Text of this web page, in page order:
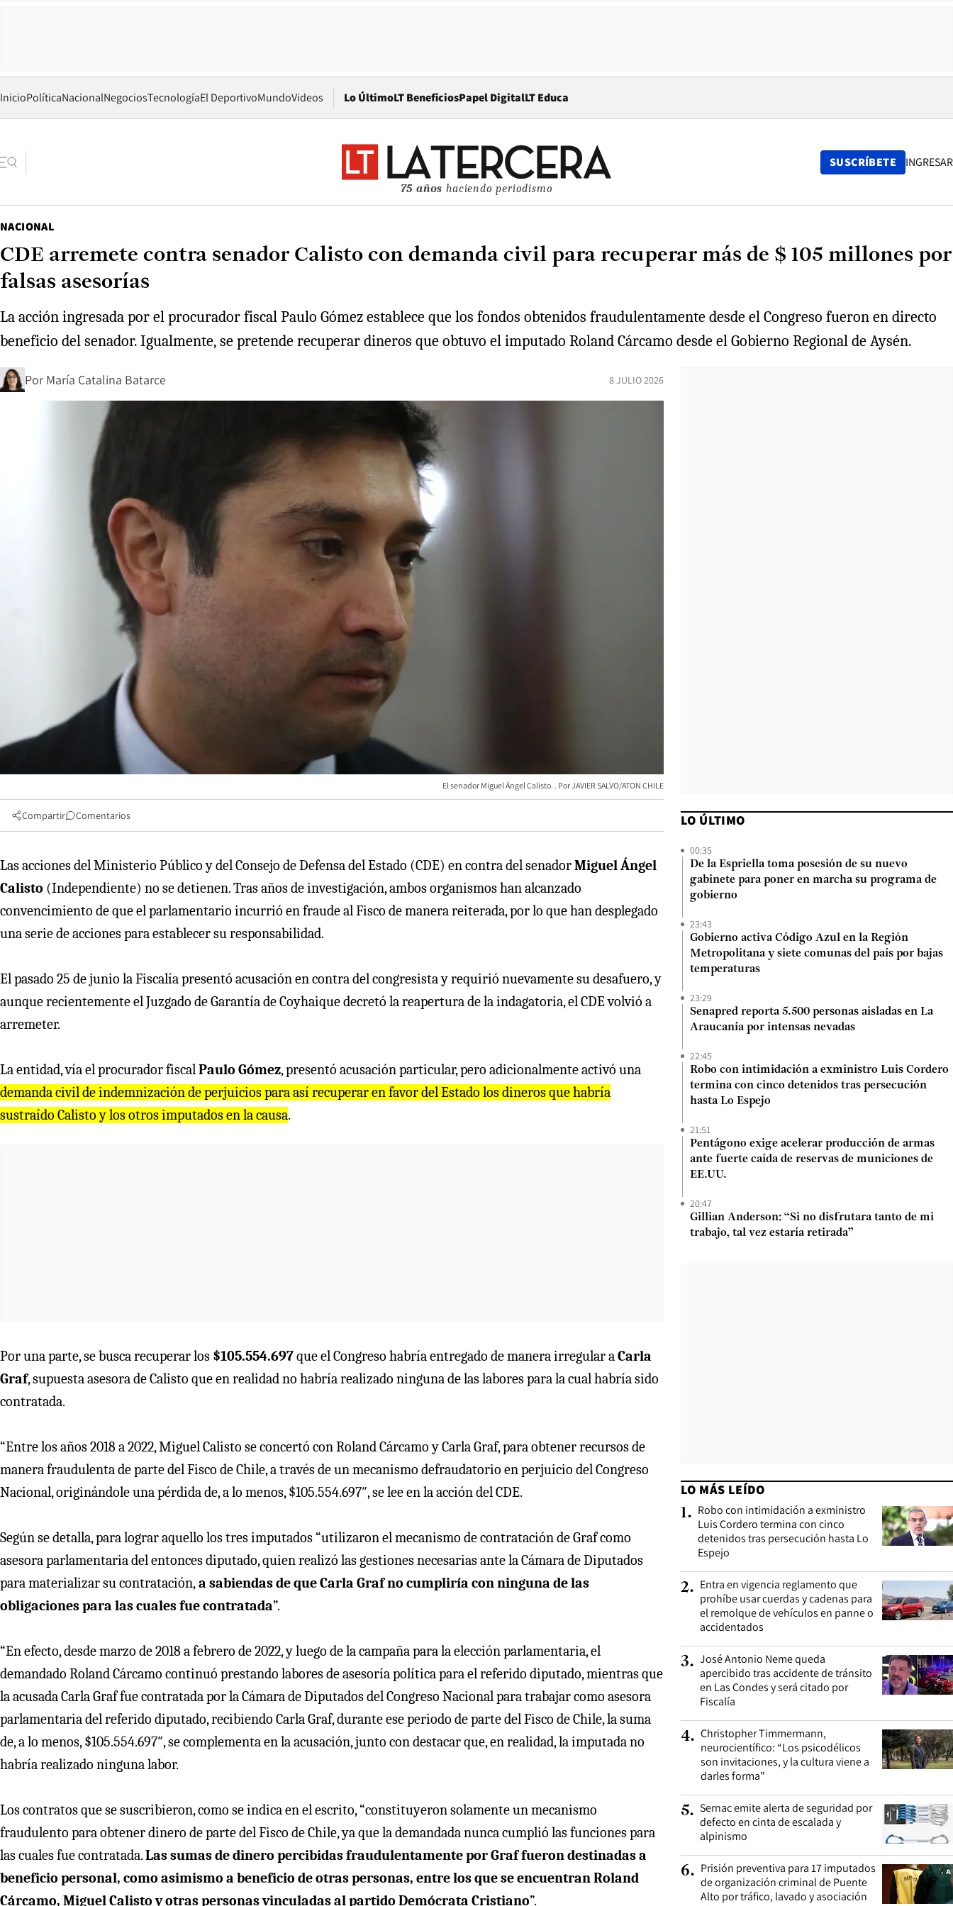
InicioPolíticaNacionalNegociosTecnologíaEl DeportivoMundoVideos Lo ÚltimoLT BeneficiosPapel DigitalOpens in new window
LT Educa
75 años haciendo periodismo
SUSCRÍBETE INGRESAR
NACIONAL
CDE arremete contra senador Calisto con demanda civil para recuperar más de $ 105 millones por
falsas asesorías
La acción ingresada por el procurador fiscal Paulo Gómez establece que los fondos obtenidos fraudulentamente desde el Congreso fueron en directo
beneficio del senador. Igualmente, se pretende recuperar dineros que obtuvo el imputado Roland Cárcamo desde el Gobierno Regional de Aysén.
Por María Catalina Batarce 8 JULIO 2026
El senador Miguel Ángel Calisto. JAVIER SALVO/ATON CHILE
Compartir Comentarios
Las acciones del Ministerio Público y del Consejo de Defensa del Estado (CDE) en contra del senadorMiguel Ángel
Calisto (Independiente) no se detienen. Tras años de investigación, ambos organismos han alcanzado
convencimiento de que el parlamentario incurrió en fraude al Fisco de manera reiterada, por lo que han desplegado
una serie de acciones para establecer su responsabilidad.
El pasado 25 de junio la Fiscalía presentó acusación en contra del congresista y requirió nuevamente su desafuero, y
aunque recientemente el Juzgado de Garantía de Coyhaique decretó la reapertura de la indagatoria, el CDE volvió a
arremeter.
La entidad, vía el procurador fiscalPaulo Gómez, presentó acusación particular, pero adicionalmente activó una
demanda civil de indemnización de perjuicios para así recuperar en favor del Estado los dineros que habría
sustraído Calisto y los otros imputados en la causa.
Por una parte, se busca recuperar los $105.554.697que el Congreso habría entregado de manera irregular aCarla
Graf, supuesta asesora de Calisto que en realidad no habría realizado ninguna de las labores para la cual habría sido
contratada.
“Entre los años 2018 a 2022, Miguel Calisto se concertó con Roland Cárcamo y Carla Graf, para obtener recursos de
manera fraudulenta de parte del Fisco de Chile, a través de un mecanismo defraudatorio en perjuicio del Congreso
Nacional, originándole una pérdida de, a lo menos, $105.554.697″, se lee en la acción del CDE.
Según se detalla, para lograr aquello los tres imputados “utilizaron el mecanismo de contratación de Graf como
asesora parlamentaria del entonces diputado, quien realizó las gestiones necesarias ante la Cámara de Diputados
para materializar su contratación,a sabiendas de que Carla Graf no cumpliría con ninguna de las
obligaciones para las cuales fue contratada”.
“En efecto, desde marzo de 2018 a febrero de 2022, y luego de la campaña para la elección parlamentaria, el
demandado Roland Cárcamo continuó prestando labores de asesoría política para el referido diputado, mientras que
la acusada Carla Graf fue contratada por la Cámara de Diputados del Congreso Nacional para trabajar como asesora
parlamentaria del referido diputado, recibiendo Carla Graf, durante ese periodo de parte del Fisco de Chile, la suma
de, a lo menos, $105.554.697″, se complementa en la acusación, junto con destacar que, en realidad, la imputada no
habría realizado ninguna labor.
Los contratos que se suscribieron, como se indica en el escrito, “constituyeron solamente un mecanismo
fraudulento para obtener dinero de parte del Fisco de Chile, ya que la demandada nunca cumplió las funciones para
las cuales fue contratada.Las sumas de dinero percibidas fraudulentamente por Graf fueron destinadas a
beneficio personal, como asimismo a beneficio de otras personas, entre los que se encuentran Roland
Cárcamo, Miguel Calisto y otras personas vinculadas al partido Demócrata Cristiano”.
LO ÚLTIMO
00:35
De la Espriella toma posesión de su nuevo
gabinete para poner en marcha su programa de
gobierno
23:43
Gobierno activa Código Azul en la Región
Metropolitana y siete comunas del país por bajas
temperaturas
23:29
Senapred reporta 5.500 personas aisladas en La
Araucanía por intensas nevadas
22:45
Robo con intimidación a exministro Luis Cordero
termina con cinco detenidos tras persecución
hasta Lo Espejo
21:51
Pentágono exige acelerar producción de armas
ante fuerte caída de reservas de municiones de
EE.UU.
20:47
Gillian Anderson: “Si no disfrutara tanto de mi
trabajo, tal vez estaría retirada”
LO MÁS LEÍDO
1. Robo con intimidación a exministro
Luis Cordero termina con cinco
detenidos tras persecución hasta Lo
Espejo
2. Entra en vigencia reglamento que
prohíbe usar cuerdas y cadenas para
el remolque de vehículos en panne o
accidentados
3. José Antonio Neme queda
apercibido tras accidente de tránsito
en Las Condes y será citado por
Fiscalía
4. Christopher Timmermann,
neurocientífico: “Los psicodélicos
son invitaciones, y la cultura viene a
darles forma”
5. Sernac emite alerta de seguridad por
defecto en cinta de escalada y
alpinismo
6. Prisión preventiva para 17 imputados
de organización criminal de Puente
Alto por tráfico, lavado y asociación